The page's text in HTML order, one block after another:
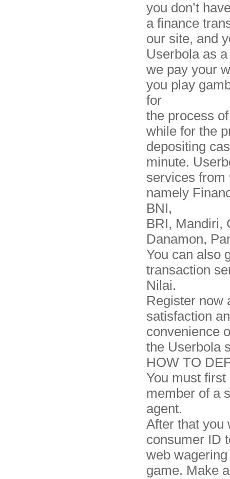
you don’t
a finance
our site, and
Userbola as
we pay your
you play
for
the process
while for the
depositing
minute.
services from
namely
BNI,
BRI, Mandiri,
Danamon,
You can also
transaction
Nilai.
Register now
satisfaction
convenience
the Userbola
HOW TO
You must
member of a
agent.
After that you
consumer ID
web wagering
game. Make